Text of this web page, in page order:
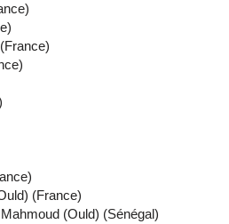
(France)
(Ould) (Sénégal)